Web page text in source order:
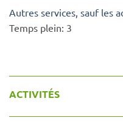
Autres services, sauf les
Temps plein: 3
ACTIVITÉS